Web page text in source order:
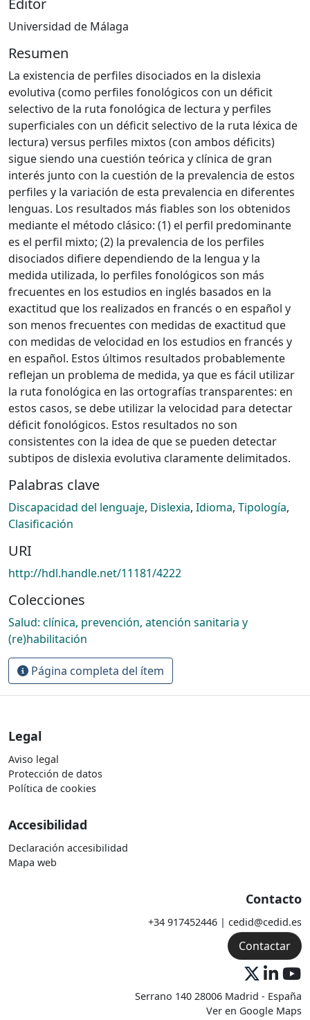
Universidad de Málaga
Resumen
La existencia de perfiles disociados en la dislexia
evolutiva (como perfiles fonológicos con un déficit
selectivo de la ruta fonológica de lectura y perfiles
superficiales con un déficit selectivo de la ruta léxica de
lectura) versus perfiles mixtos (con ambos déficits)
sigue siendo una cuestión teórica y clínica de gran
interés junto con la cuestión de la prevalencia de estos
perfiles y la variación de esta prevalencia en diferentes
lenguas. Los resultados más fiables son los obtenidos
mediante el método clásico: (1) el perfil predominante
es el perfil mixto; (2) la prevalencia de los perfiles
disociados difiere dependiendo de la lengua y la
medida utilizada, lo perfiles fonológicos son más
frecuentes en los estudios en inglés basados en la
exactitud que los realizados en francés o en español y
son menos frecuentes con medidas de exactitud que
con medidas de velocidad en los estudios en francés y
en español. Estos últimos resultados probablemente
reflejan un problema de medida, ya que es fácil utilizar
la ruta fonológica en las ortografías transparentes: en
estos casos, se debe utilizar la velocidad para detectar
déficit fonológicos. Estos resultados no son
consistentes con la idea de que se pueden detectar
subtipos de dislexia evolutiva claramente delimitados.
Palabras clave
Discapacidad del lenguaje, Dislexia, Idioma, Tipología,
Clasificación
URI
http://hdl.handle.net/11181/4222
Colecciones
Salud: clínica, prevención, atención sanitaria y
(re)habilitación
Página completa del ítem
Legal
Aviso legal
Protección de datos
Política de cookies
Accesibilidad
Declaración accesibilidad
Mapa web
Contacto
+34 917452446 | cedid@cedid.es
Contactar
Serrano 140 28006 Madrid - España
Ver en Google Maps